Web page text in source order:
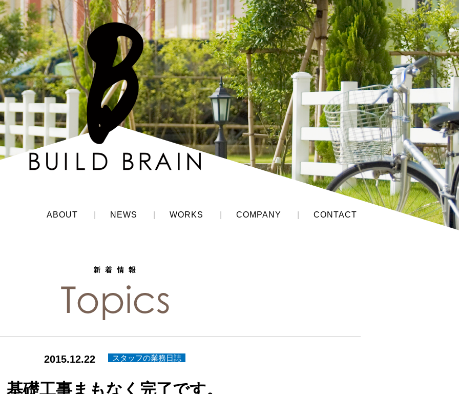
ABOUT NEWS WORKS COMPANY CONTACT
2015.12.22 スタッフの業務日誌
基礎工事まもなく完了です。